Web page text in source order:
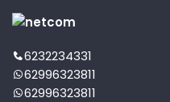
6232234331
62996323811
62996323811